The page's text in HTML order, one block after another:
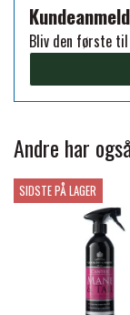
Bliv den første til
Andre har
SIDSTE PÅ LAGER